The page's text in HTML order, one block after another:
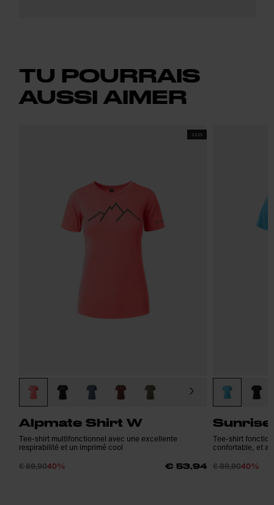
TU POURRAIS
AUSSI AIMER
SS25
Alpmate Shirt W
Tee-shirt multifonctionnel avec une excellente
respirabilité et un imprimé cool
€ 89,9040% € 53,94
Tee-shirt
confortable, et
€ 89,9040%